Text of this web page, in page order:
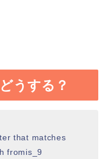
うする？
that matches
fromis_9